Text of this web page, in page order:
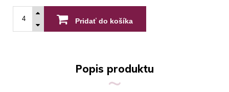
Pridať do košíka
Popis produktu